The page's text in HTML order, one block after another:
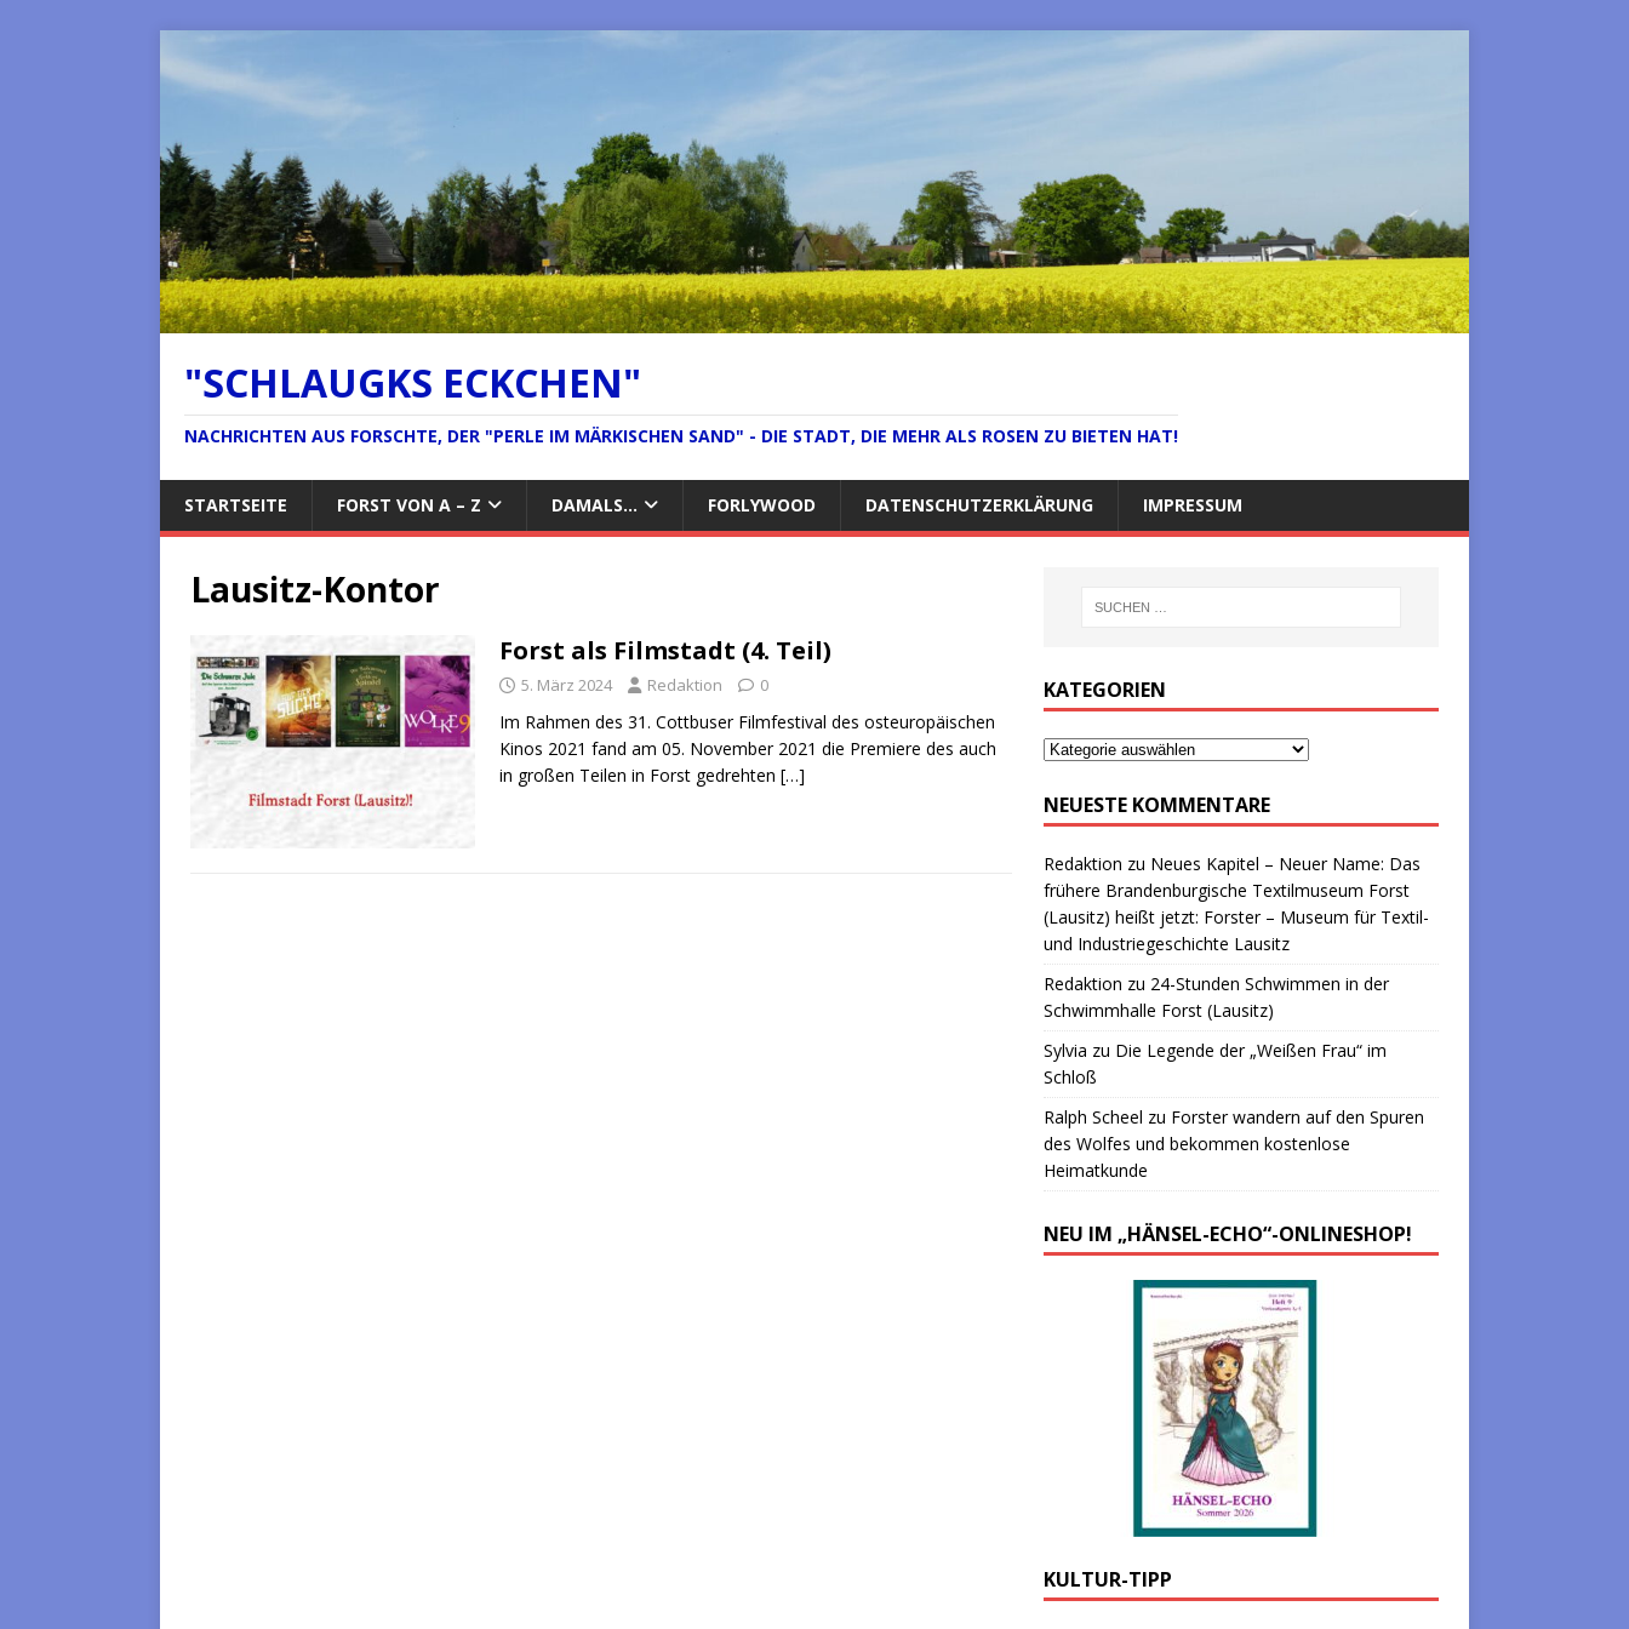
"SCHLAUGKS ECKCHEN"
NACHRICHTEN AUS FORSCHTE, DER "PERLE IM MÄRKISCHEN SAND" - DIE STADT, DIE MEHR ALS ROSEN ZU BIETEN HAT!
STARTSEITE FORST VON A – Z DAMALS… FORLYWOOD DATENSCHUTZERKLÄRUNG IMPRESSUM
Lausitz-Kontor
Forst als Filmstadt (4. Teil)
5. März 2024 Redaktion 0
Im Rahmen des 31. Cottbuser Filmfestival des osteuropäischen
Kinos 2021 fand am 05. November 2021 die Premiere des auch
in großen Teilen in Forst gedrehten […]
KATEGORIEN
NEUESTE KOMMENTARE
Redaktion zu Neues Kapitel – Neuer Name: Das
frühere Brandenburgische Textilmuseum Forst
(Lausitz) heißt jetzt: Forster – Museum für Textil-
und Industriegeschichte Lausitz
Redaktion zu 24-Stunden Schwimmen in der
Schwimmhalle Forst (Lausitz)
Sylvia zu Die Legende der „Weißen Frau“ im
Schloß
Ralph Scheel zu Forster wandern auf den Spuren
des Wolfes und bekommen kostenlose
Heimatkunde
NEU IM „HÄNSEL-ECHO“-ONLINESHOP!
KULTUR-TIPP